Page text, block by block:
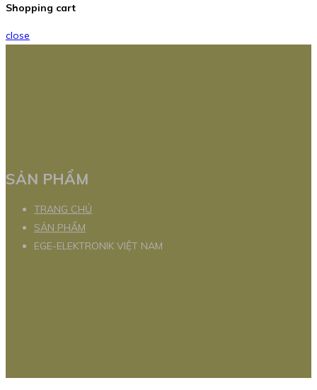
Shopping cart
close
SẢN PHẨM
TRANG CHỦ
SẢN PHẨM
EGE-ELEKTRONIK VIỆT NAM